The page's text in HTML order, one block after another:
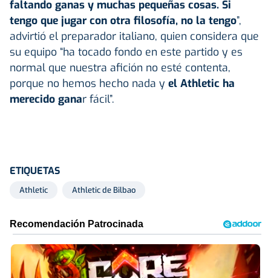
faltando ganas y muchas pequeñas cosas. Si
tengo que jugar con otra filosofía, no la tengo”,
advirtió el preparador italiano, quien considera que
su equipo “ha tocado fondo en este partido y es
normal que nuestra afición no esté contenta,
porque no hemos hecho nada y el Athletic ha
merecido ganar fácil”.
ETIQUETAS
Athletic Athletic de Bilbao